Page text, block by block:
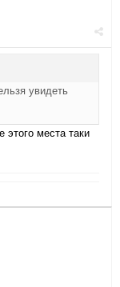
увидеть
места таки